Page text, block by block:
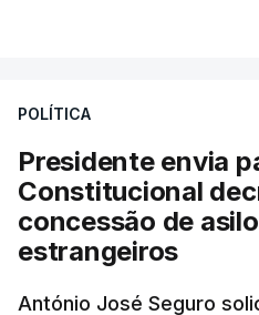
sistema mais simples,
"Sempre que seja possível
eliminar sobreposições e
chegam a quem mais
um passo na direção
Presidente da República.
POLÍTICA
Presidente envia
Constitucional
concessão de
estrangeiros
António José Seguro